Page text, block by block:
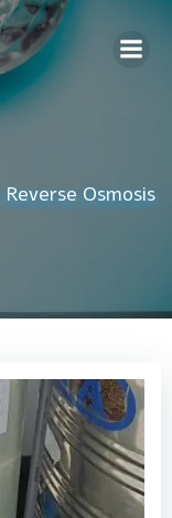
DAMIU